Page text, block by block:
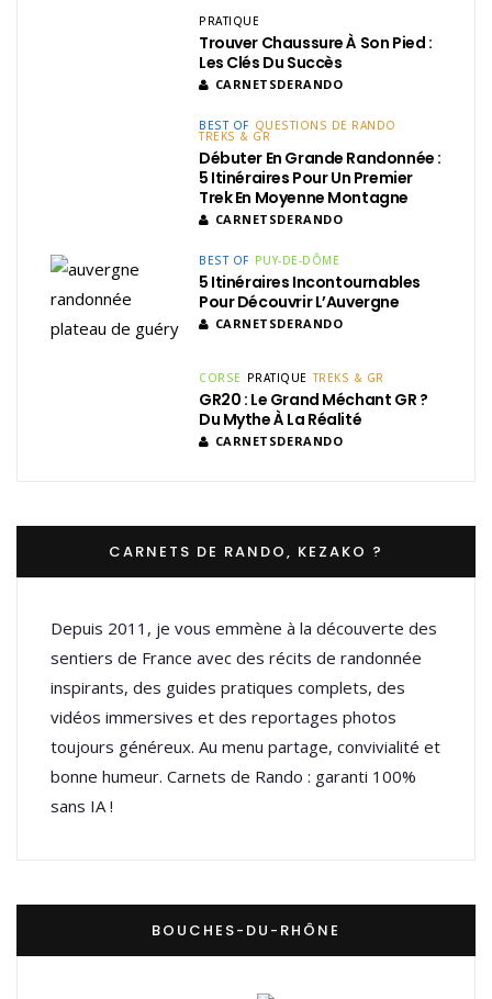
PRATIQUE
Trouver Chaussure À Son Pied :
Les Clés Du Succès
CARNETSDERANDO
BEST OF QUESTIONS DE RANDO
TREKS & GR
Débuter En Grande Randonnée :
5 Itinéraires Pour Un Premier
Trek En Moyenne Montagne
CARNETSDERANDO
BEST OF PUY-DE-DÔME
5 Itinéraires Incontournables
Pour Découvrir L’Auvergne
CARNETSDERANDO
CORSE PRATIQUE TREKS & GR
GR20 : Le Grand Méchant GR ?
Du Mythe À La Réalité
CARNETSDERANDO
CARNETS DE RANDO, KEZAKO ?
Depuis 2011, je vous emmène à la découverte des
sentiers de France avec des récits de randonnée
inspirants, des guides pratiques complets, des
vidéos immersives et des reportages photos
toujours généreux. Au menu partage, convivialité et
bonne humeur. Carnets de Rando : garanti 100%
sans IA !
BOUCHES-DU-RHÔNE